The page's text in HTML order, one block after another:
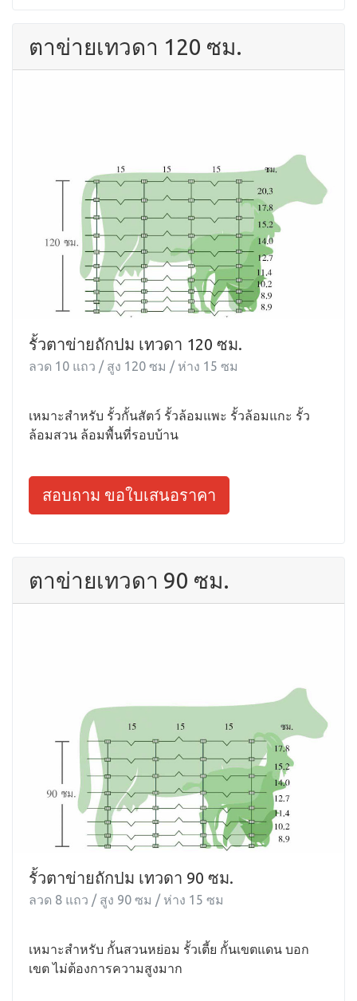
ตาข่ายเทวดา 120 ซม.
รั้วตาข่ายถักปม เทวดา 120 ซม.
ลวด 10 แถว / สูง 120 ซม / ห่าง 15 ซม
เหมาะสำหรับ รั้วกั้นสัตว์ รั้วล้อมแพะ รั้วล้อมแกะ รั้ว
ล้อมสวน ล้อมพื้นที่รอบบ้าน
สอบถาม ขอใบเสนอราคา
ตาข่ายเทวดา 90 ซม.
รั้วตาข่ายถักปม เทวดา 90 ซม.
ลวด 8 แถว / สูง 90 ซม / ห่าง 15 ซม
เหมาะสำหรับ กั้นสวนหย่อม รั้วเตี้ย กั้นเขตแดน บอก
เขต ไม่ต้องการความสูงมาก